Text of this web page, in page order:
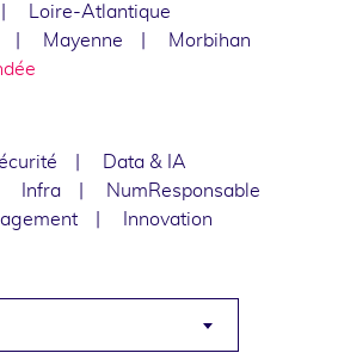
Loire-Atlantique
Mayenne
Morbihan
Data & IA
Infra
NumResponsable
Innovation